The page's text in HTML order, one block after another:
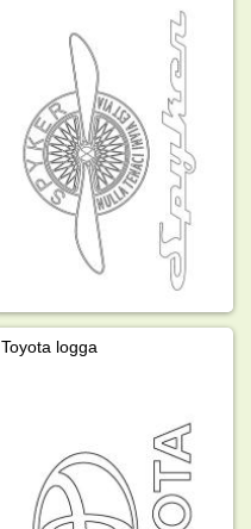
Toyota logga